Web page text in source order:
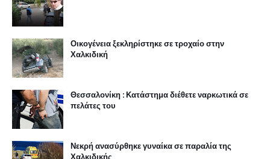
Οικογένεια ξεκληρίστηκε σε τροχαίο στην
Χαλκιδική
Θεσσαλονίκη : Κατάστημα διέθετε ναρκωτικά σε
πελάτες του
Νεκρή ανασύρθηκε γυναίκα σε παραλία της